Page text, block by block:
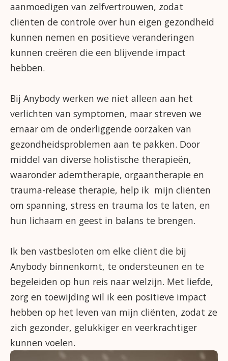
aanmoedigen van zelfvertrouwen, zodat
cliënten de controle over hun eigen gezondheid
kunnen nemen en positieve veranderingen
kunnen creëren die een blijvende impact
hebben.
Bij Anybody werken we niet alleen aan het
verlichten van symptomen, maar streven we
ernaar om de onderliggende oorzaken van
gezondheidsproblemen aan te pakken. Door
middel van diverse holistische therapieën,
waaronder ademtherapie, orgaantherapie en
trauma-release therapie, help ik mijn cliënten
om spanning, stress en trauma los te laten, en
hun lichaam en geest in balans te brengen.
Ik ben vastbesloten om elke cliënt die bij
Anybody binnenkomt, te ondersteunen en te
begeleiden op hun reis naar welzijn. Met liefde,
zorg en toewijding wil ik een positieve impact
hebben op het leven van mijn cliënten, zodat ze
zich gezonder, gelukkiger en veerkrachtiger
kunnen voelen.